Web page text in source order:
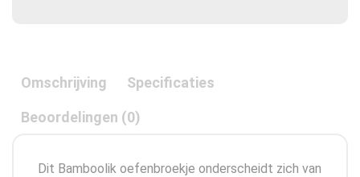
Omschrijving Specificaties
Beoordelingen (0)
Dit Bamboolik oefenbroekje onderscheidt zich van